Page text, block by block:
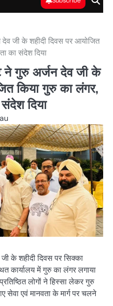
जी के शहीदी दिवस पर आयोजित
का संदेश दिया
ने गुरु अर्जन देव जी के
किया गुरु का लंगर,
दिया
के शहीदी दिवस पर सिक्का
कार्यालय में गुरु का लंगर लगाया
लोगों ने हिस्सा लेकर गुरु
सेवा एवं मानवता के मार्ग पर चलने